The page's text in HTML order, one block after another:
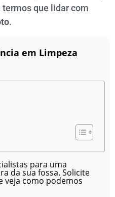
que lidar com
.
em Limpeza
para uma
da sua fossa. Solicite
veja como podemos